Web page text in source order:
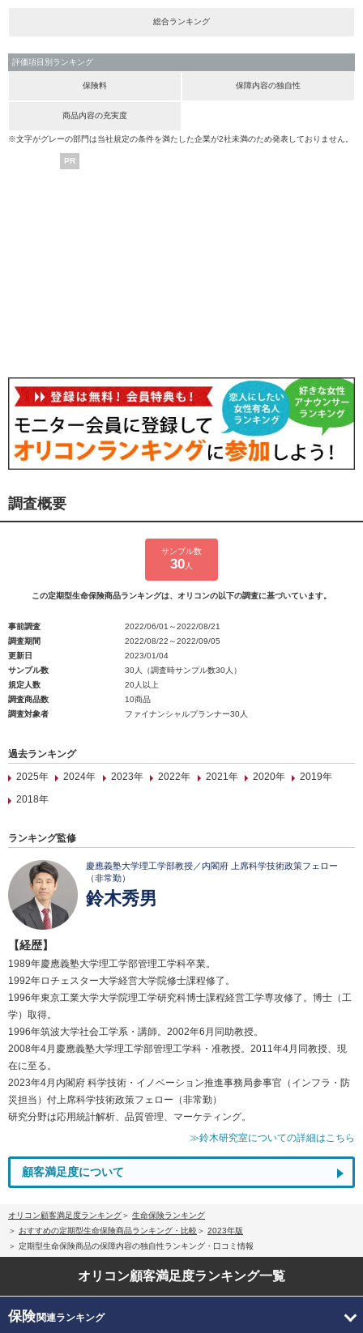
総合ランキング
評価項目別ランキング
保険料 保障内容の独自性
商品内容の充実度
※文字がグレーの部門は当社規定の条件を満たした企業が2社未満のため発表しておりません。
PR
調査概要
サンプル数
30 人
この定期型生命保険商品ランキングは、オリコンの以下の調査に基づいています。
事前調査
2022/06/01～2022/08/21
調査期間
2022/08/22～2022/09/05
更新日
2023/01/04
サンプル数
30人（調査時サンプル数30人）
規定人数
20人以上
調査商品数
10商品
調査対象者
ファイナンシャルプランナー30人
過去ランキング
2025年
2024年 2023年 2022年 2021年 2020年
2019年
2018年
ランキング監修
慶應義塾大学理工学部教授／内閣府 上席科学技術政策フェロー
（非常勤）
鈴木秀男
【経歴】
1989年慶應義塾大学理工学部管理工学科卒業。
1992年ロチェスター大学経営大学院修士課程修了。
1996年東京工業大学大学院理工学研究科博士課程経営工学専攻修了。博士（工
学）取得。
1996年筑波大学社会工学系・講師。2002年6月同助教授。
2008年4月慶應義塾大学理工学部管理工学科・准教授。2011年4月同教授、現
在に至る。
2023年4月内閣府 科学技術・イノベーション推進事務局参事官（インフラ・防
災担当）付上席科学技術政策フェロー（非常勤）
研究分野は応用統計解析、品質管理、マーケティング。
≫鈴木研究室についての詳細はこちら
顧客満足度について
オリコン顧客満足度ランキング
生命保険ランキング
おすすめの定期型生命保険商品ランキング・比較
2023年版
定期型生命保険商品の保障内容の独自性ランキング・口コミ情報
オリコン顧客満足度ランキング一覧
保険関連ランキング